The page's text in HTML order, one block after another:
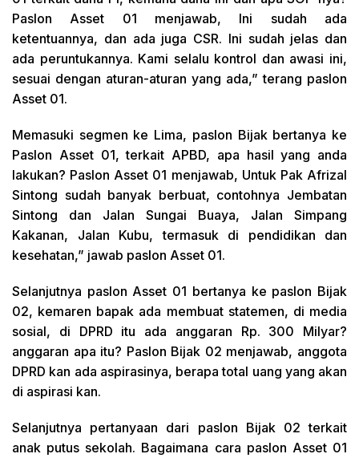
Paslon Asset 01 menjawab, Ini sudah ada
ketentuannya, dan ada juga CSR. Ini sudah jelas dan
ada peruntukannya. Kami selalu kontrol dan awasi ini,
sesuai dengan aturan-aturan yang ada,” terang paslon
Asset 01.
Memasuki segmen ke Lima, paslon Bijak bertanya ke
Paslon Asset 01, terkait APBD, apa hasil yang anda
lakukan? Paslon Asset 01 menjawab, Untuk Pak Afrizal
Sintong sudah banyak berbuat, contohnya Jembatan
Sintong dan Jalan Sungai Buaya, Jalan Simpang
Kakanan, Jalan Kubu, termasuk di pendidikan dan
kesehatan,” jawab paslon Asset 01.
Selanjutnya paslon Asset 01 bertanya ke paslon Bijak
02, kemaren bapak ada membuat statemen, di media
sosial, di DPRD itu ada anggaran Rp. 300 Milyar?
anggaran apa itu? Paslon Bijak 02 menjawab, anggota
DPRD kan ada aspirasinya, berapa total uang yang akan
di aspirasi kan.
Selanjutnya pertanyaan dari paslon Bijak 02 terkait
anak putus sekolah. Bagaimana cara paslon Asset 01